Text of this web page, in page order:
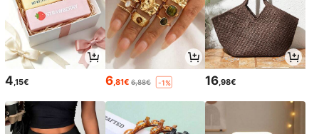
4,15€ 6,81€ 6,88€ -1% 16,98€